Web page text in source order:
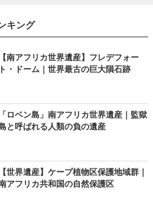
キング
【南アフリカ世界遺産】フレデフォー
ト・ドーム｜世界最古の巨大隕石跡
「ロベン島」南アフリカ世界遺産｜監獄
と呼ばれる人類の負の遺産
【世界遺産】ケープ植物区保護地域群｜
アフリカ共和国の自然保護区